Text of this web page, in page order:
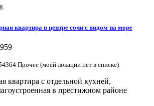
квартира в центре сочи с видом на море
Прочее (моей локации нет в списке)
квартира с отдельной кухней,
в престижном районе